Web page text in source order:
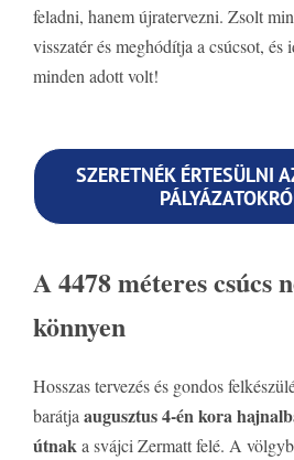
feladni, hanem újratervezni. Zsolt
visszatér és meghódítja a csúcsot, és
minden adott volt!
SZERETNÉK ÉRTESÜLNI
A 4478 méteres csúcs
könnyen
Hosszas tervezés és gondos
barátjaaugusztus 4-én kora
útnaka svájci Zermatt felé. A